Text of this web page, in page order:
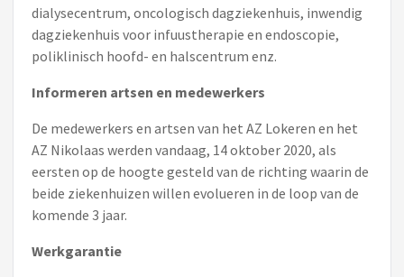
dialysecentrum, oncologisch dagziekenhuis, inwendig
dagziekenhuis voor infuustherapie en endoscopie,
poliklinisch hoofd- en halscentrum enz.
Informeren artsen en medewerkers
De medewerkers en artsen van het AZ Lokeren en het
AZ Nikolaas werden vandaag, 14 oktober 2020, als
eersten op de hoogte gesteld van de richting waarin de
beide ziekenhuizen willen evolueren in de loop van de
komende 3 jaar.
Werkgarantie